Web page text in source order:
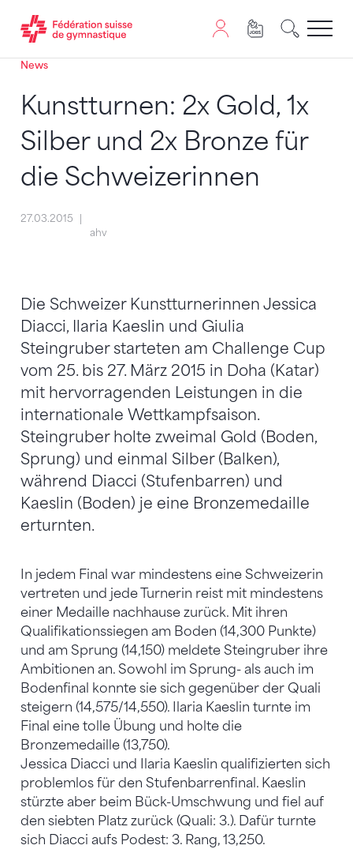
Passer au contenu
Naviguer vers le plan du siten
JavaScript est nécessaire pour naviguer sur ce site.
News
Kunstturnen: 2x Gold, 1x
Silber und 2x Bronze für
die Schweizerinnen
27.03.2015
ahv
Die Schweizer Kunstturnerinnen Jessica
Diacci, Ilaria Kaeslin und Giulia
Steingruber starteten am Challenge Cup
vom 25. bis 27. März 2015 in Doha (Katar)
mit hervorragenden Leistungen in die
internationale Wettkampfsaison.
Steingruber holte zweimal Gold (Boden,
Sprung) und einmal Silber (Balken),
während Diacci (Stufenbarren) und
Kaeslin (Boden) je eine Bronzemedaille
erturnten.
In jedem Final war mindestens eine Schweizerin
vertreten und jede Turnerin reist mit mindestens
einer Medaille nachhause zurück. Mit ihren
Qualifikationssiegen am Boden (14,300 Punkte)
und am Sprung (14,150) meldete Steingruber ihre
Ambitionen an. Sowohl im Sprung- als auch im
Bodenfinal konnte sie sich gegenüber der Quali
steigern (14,575/14,550). Ilaria Kaeslin turnte im
Final eine tolle Übung und holte die
Bronzemedaille (13,750).
Jessica Diacci und Ilaria Kaeslin qualifizierten sich
problemlos für den Stufenbarrenfinal. Kaeslin
stürzte aber beim Bück-Umschwung und fiel auf
den siebten Platz zurück (Quali: 3.). Dafür turnte
sich Diacci aufs Podest: 3. Rang, 13,250.